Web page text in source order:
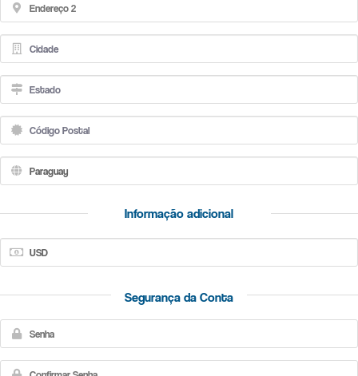
Informação adicional
Segurança da Conta